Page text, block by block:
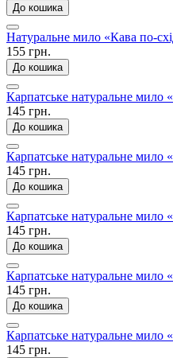
До кошика
Натуральне мило «Кава по-
155 грн.
До кошика
Карпатське натуральне мило
145 грн.
До кошика
Карпатське натуральне мило
145 грн.
До кошика
Карпатське натуральне мило
145 грн.
До кошика
Карпатське натуральне мило
145 грн.
До кошика
Карпатське натуральне мило
145 грн.